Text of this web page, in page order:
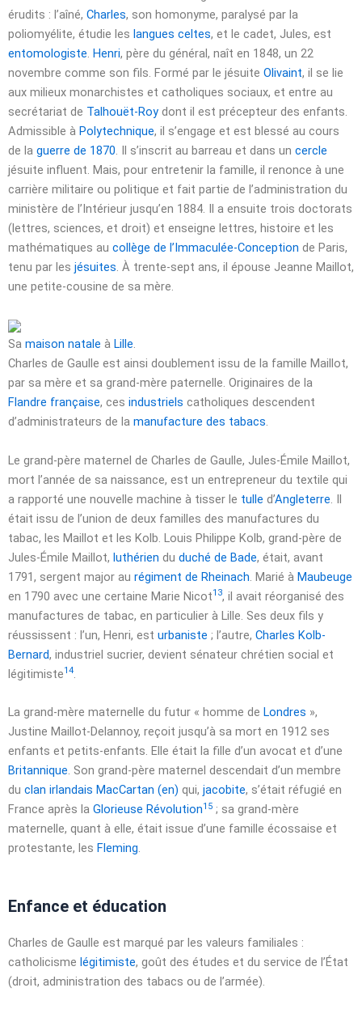
érudits : l’aîné, Charles, son homonyme, paralysé par la
poliomyélite, étudie les langues celtes, et le cadet, Jules, est
entomologiste. Henri, père du général, naît en 1848, un 22
novembre comme son fils. Formé par le jésuite Olivaint, il se lie
aux milieux monarchistes et catholiques sociaux, et entre au
secrétariat de Talhouët-Roy dont il est précepteur des enfants.
Admissible à Polytechnique, il s’engage et est blessé au cours
de la guerre de 1870. Il s’inscrit au barreau et dans un cercle
jésuite influent. Mais, pour entretenir la famille, il renonce à une
carrière militaire ou politique et fait partie de l’administration du
ministère de l’Intérieur jusqu’en 1884. Il a ensuite trois doctorats
(lettres, sciences, et droit) et enseigne lettres, histoire et les
mathématiques au collège de l’Immaculée-Conception de Paris,
tenu par les jésuites. À trente-sept ans, il épouse Jeanne Maillot,
une petite-cousine de sa mère.
Sa maison natale à Lille.
Charles de Gaulle est ainsi doublement issu de la famille Maillot,
par sa mère et sa grand-mère paternelle. Originaires de la
Flandre française, ces industriels catholiques descendent
d’administrateurs de la manufacture des tabacs.
Le grand-père maternel de Charles de Gaulle, Jules-Émile Maillot,
mort l’année de sa naissance, est un entrepreneur du textile qui
a rapporté une nouvelle machine à tisser le tulle d’Angleterre. Il
était issu de l’union de deux familles des manufactures du
tabac, les Maillot et les Kolb. Louis Philippe Kolb, grand-père de
Jules-Émile Maillot, luthérien du duché de Bade, était, avant
1791, sergent major au régiment de Rheinach. Marié à Maubeuge
en 1790 avec une certaine Marie Nicot13, il avait réorganisé des
manufactures de tabac, en particulier à Lille. Ses deux fils y
réussissent : l’un, Henri, est urbaniste ; l’autre, Charles Kolb-
Bernard, industriel sucrier, devient sénateur chrétien social et
légitimiste14.
La grand-mère maternelle du futur « homme de Londres »,
Justine Maillot-Delannoy, reçoit jusqu’à sa mort en 1912 ses
enfants et petits-enfants. Elle était la fille d’un avocat et d’une
Britannique. Son grand-père maternel descendait d’un membre
du clan irlandais MacCartan (en) qui, jacobite, s’était réfugié en
France après la Glorieuse Révolution15 ; sa grand-mère
maternelle, quant à elle, était issue d’une famille écossaise et
protestante, les Fleming.
Enfance et éducation
Charles de Gaulle est marqué par les valeurs familiales :
catholicisme légitimiste, goût des études et du service de l’État
(droit, administration des tabacs ou de l’armée).